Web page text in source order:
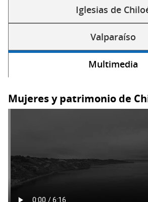
Iglesias de
Valparaíso
Multimedia
(solapa
Mujeres y patrimonio de